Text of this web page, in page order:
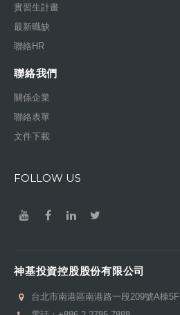
實習生計畫
最新職缺
聯絡HR
聯絡我們
關係企業
聯絡表單
文件下載
FOLLOW US
神基投資控股股份有限公司
台北市南港區南港路一段209號A棟5F